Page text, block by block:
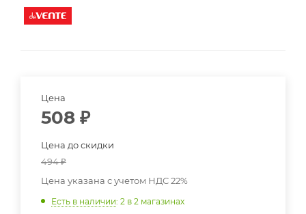
Цена
508 ₽
Цена до скидки
494₽
Цена указана с учетом НДС 22%
Есть в наличии: 2 в 2 магазинах